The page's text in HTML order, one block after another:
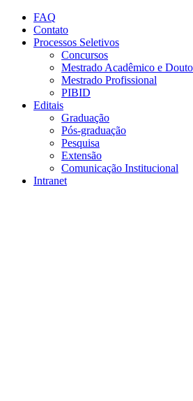
Conteúdo principal
FAQ
Contato
Processos Seletivos
Concursos
Mestrado Acadêmico e
Mestrado Profissional
PIBID
Editais
Graduação
Pós-graduação
Pesquisa
Extensão
Comunicação Institucional
Intranet